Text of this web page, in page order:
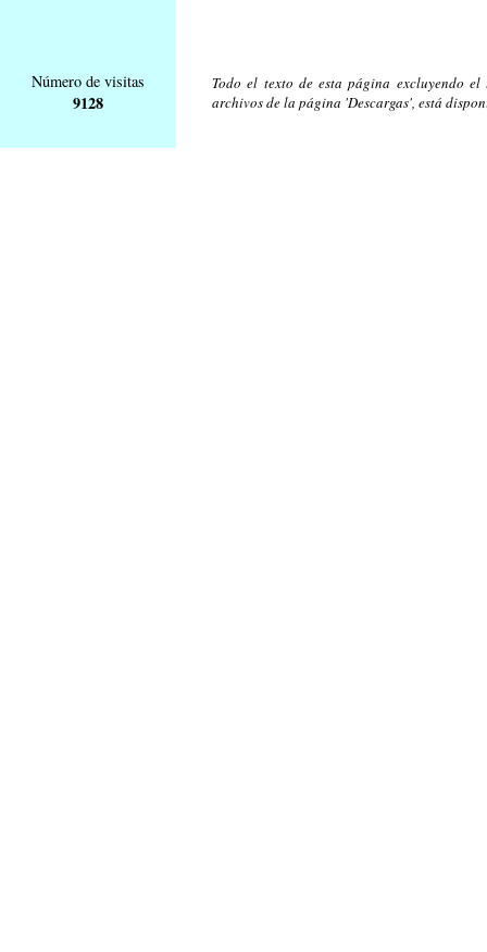
Número de visitas
9128
Todo el texto de esta página excluyendo
archivos de la página 'Descargas', está